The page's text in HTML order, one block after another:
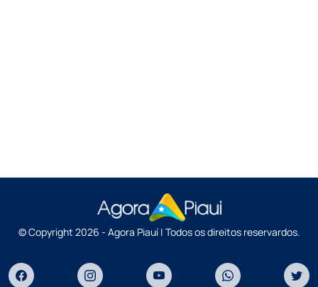
© Copyright 2026 - Agora Piauí | Todos os direitos reservardos.